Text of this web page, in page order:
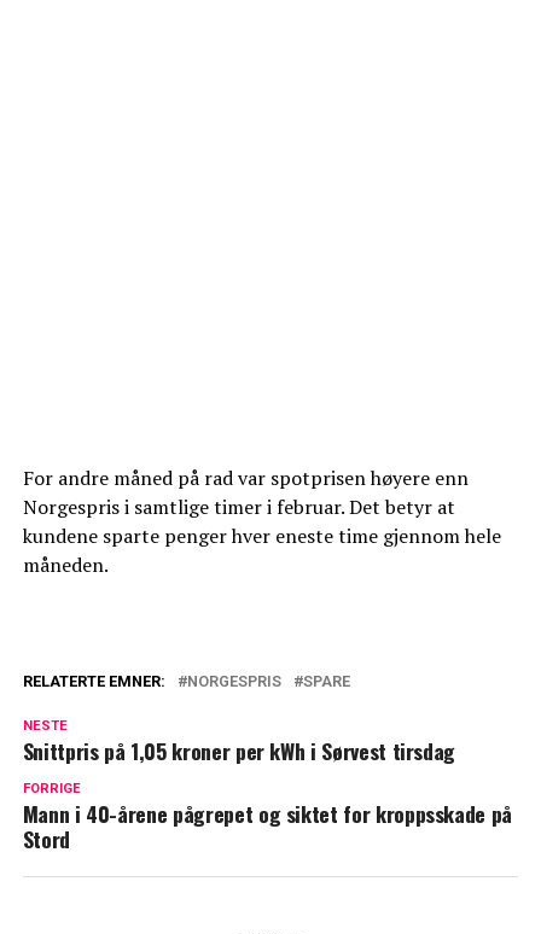
For andre måned på rad var spotprisen høyere enn
Norgespris i samtlige timer i februar. Det betyr at
kundene sparte penger hver eneste time gjennom hele
måneden.
RELATERTE EMNER: NORGESPRIS SPARE
NESTE
Snittpris på 1,05 kroner per kWh i Sørvest tirsdag
FORRIGE
Mann i 40-årene pågrepet og siktet for kroppsskade på
Stord